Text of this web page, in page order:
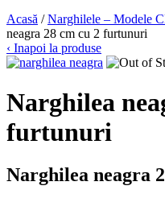
Acasă /Narghilele – Modele
neagra 28 cm cu 2 furtunuri
‹ Inapoi la produse
Narghilea
furtunuri
Narghilea neagra